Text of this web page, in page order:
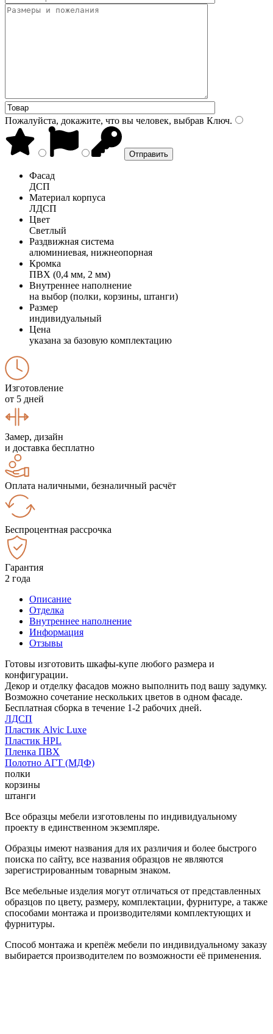
Пожалуйста, докажите, что вы человек, выбрав Ключ.
Фасад
ДСП
Материал корпуса
ЛДСП
Цвет
Светлый
Раздвижная система
алюминиевая, нижнеопорная
Кромка
ПВХ (0,4 мм, 2 мм)
Внутреннее наполнение
на выбор (полки, корзины, штанги)
Размер
индивидуальный
Цена
указана за базовую комплектацию
Изготовление
от 5 дней
Замер, дизайн
и доставка бесплатно
Оплата наличными, безналичный расчёт
Беспроцентная рассрочка
Гарантия
2 года
Описание
Отделка
Внутреннее наполнение
Информация
Отзывы
Готовы изготовить шкафы-купе любого размера и
конфигурации.
Декор и отделку фасадов можно выполнить под вашу задумку.
Возможно сочетание нескольких цветов в одном фасаде.
Бесплатная сборка в течение 1-2 рабочих дней.
ЛДСП
Пластик Alvic Luxe
Пластик HPL
Пленка ПВХ
Полотно АГТ (МДФ)
полки
корзины
штанги
Все образцы мебели изготовлены по индивидуальному
проекту в единственном экземпляре.
Образцы имеют названия для их различия и более быстрого
поиска по сайту, все названия образцов не являются
зарегистрированным товарным знаком.
Все мебельные изделия могут отличаться от представленных
образцов по цвету, размеру, комплектации, фурнитуре, а также
способами монтажа и производителями комплектующих и
фурнитуры.
Способ монтажа и крепёж мебели по индивидуальному заказу
выбирается производителем по возможности её применения.